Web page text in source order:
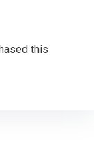
this